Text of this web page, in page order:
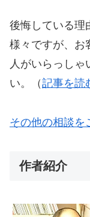
後悔している理
様々ですが、お
人がいらっしゃ
い。（記事を読
その他の相談を
作者紹介